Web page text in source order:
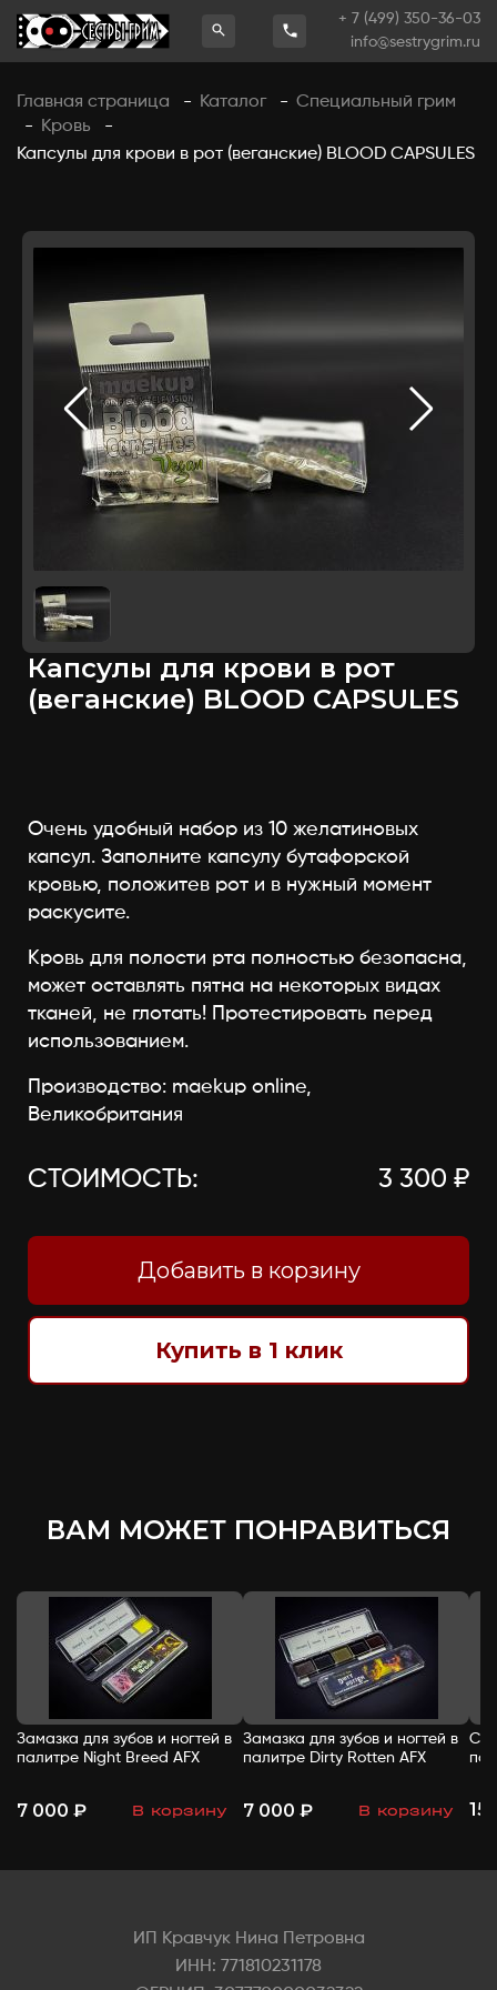
+ 7 (499) 350-36-03
info@sestrygrim.ru
Главная страница - Каталог - Специальный грим
-
Кровь
-
Капсулы для крови в рот (веганские) BLOOD CAPSULES
Капсулы для крови в рот
(веганские) BLOOD CAPSULES
Очень удобный набор из 10 желатиновых
капсул. Заполните капсулу бутафорской
кровью, положитев рот и в нужный момент
раскусите.
Кровь для полости рта полностью безопасна,
может оставлять пятна на некоторых видах
тканей, не глотать! Протестировать перед
использованием.
Производство: maekup online,
Великобритания
СТОИМОСТЬ: 3 300 ₽
Добавить в корзину
Купить в 1 клик
ВАМ МОЖЕТ ПОНРАВИТЬСЯ
Замазка для зубов и ногтей в
палитре Night Breed AFX
7 000 ₽ В корзину
- +
Замазка для зубов и ногтей в
палитре Dirty Rotten AFX
7 000 ₽ В корзину
- + 15
ИП Кравчук Нина Петровна
ИНН: 771810231178